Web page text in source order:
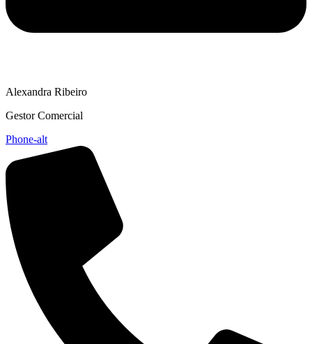
Alexandra Ribeiro
Gestor Comercial
Phone-alt